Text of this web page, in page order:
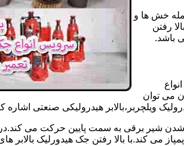
خش ها و
رفتن
باشد.
می توان
ویلچربر،بالابر هیدرولیکی صنعتی اشاره
شیر برقی به سمت پایین حرکت می کند.در
کند.با بالا رفتن جک هیدورلیک بالابر